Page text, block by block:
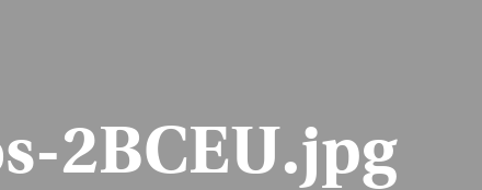
2BCEU.jpg